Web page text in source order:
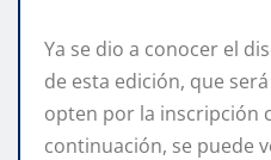
Ya se dio a conocer el
de esta edición, que
opten por la inscripción
continuación, se puede